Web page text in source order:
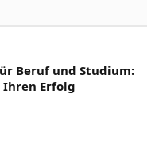
Beruf und Studium:
Erfolg